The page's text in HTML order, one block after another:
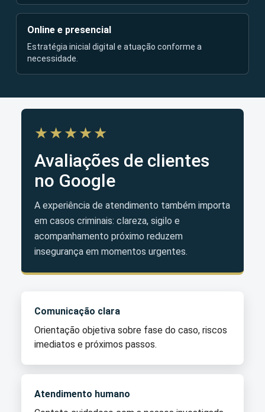
Online e presencial
Estratégia inicial digital e atuação conforme a
necessidade.
★★★★★
Avaliações de clientes
no Google
A experiência de atendimento também importa
em casos criminais: clareza, sigilo e
acompanhamento próximo reduzem
insegurança em momentos urgentes.
Comunicação clara
Orientação objetiva sobre fase do caso, riscos
imediatos e próximos passos.
Atendimento humano